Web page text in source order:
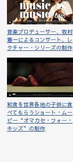
音楽プロデューサー、牧村
憲一によるコンサート、レ
クチャー・シリーズの制作
和食を世界各地の子供に食
べてもらうショート・ムー
ビー“オマカセ・フォー・
キッズ”の制作